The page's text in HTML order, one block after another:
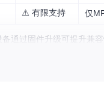
⚠️ 有限支持 仅
备通过固件升级可提升兼